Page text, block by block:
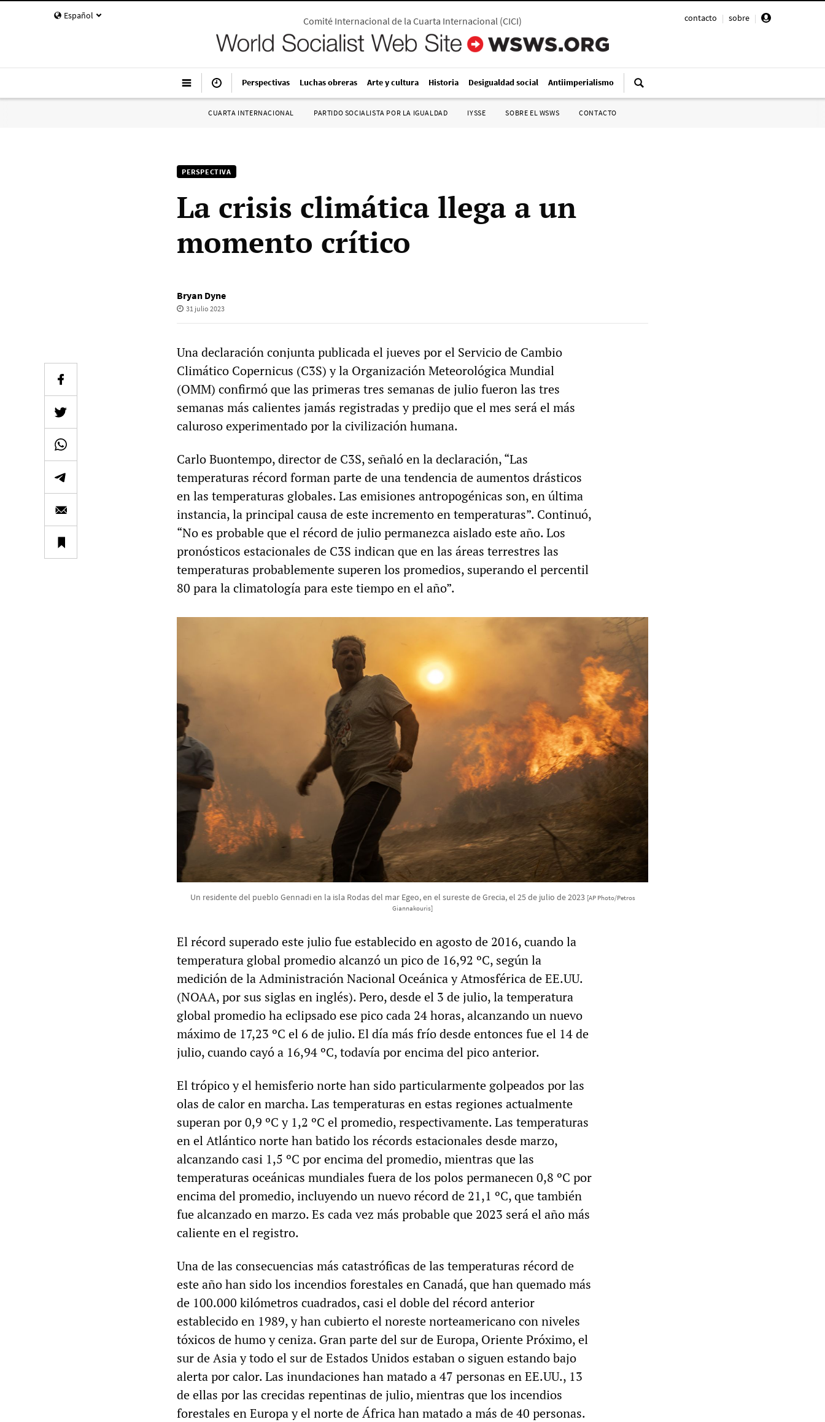
Español contacto | sobre |
Comité Internacional de la Cuarta Internacional (CICI)
Perspectivas Luchas obreras Arte y cultura Historia Desigualdad social Antiimperialismo
CUARTA INTERNACIONAL PARTIDO SOCIALISTA POR LA IGUALDAD IYSSE SOBRE EL WSWS CONTACTO
PERSPECTIVA
La crisis climática llega a un
momento crítico
Bryan Dyne
31 julio 2023
Una declaración conjunta publicada el jueves por el Servicio de Cambio
Climático Copernicus (C3S) y la Organización Meteorológica Mundial
(OMM) confirmó que las primeras tres semanas de julio fueron las tres
semanas más calientes jamás registradas y predijo que el mes será el más
caluroso experimentado por la civilización humana.
Carlo Buontempo, director de C3S, señaló en la declaración, “Las
temperaturas récord forman parte de una tendencia de aumentos drásticos
en las temperaturas globales. Las emisiones antropogénicas son, en última
instancia, la principal causa de este incremento en temperaturas”. Continuó,
“No es probable que el récord de julio permanezca aislado este año. Los
pronósticos estacionales de C3S indican que en las áreas terrestres las
temperaturas probablemente superen los promedios, superando el percentil
80 para la climatología para este tiempo en el año”.
Un residente del pueblo Gennadi en la isla Rodas del mar Egeo, en el sureste de Grecia, el 25 de julio de 2023 [AP Photo/Petros
Giannakouris]
El récord superado este julio fue establecido en agosto de 2016, cuando la
temperatura global promedio alcanzó un pico de 16,92 ºC, según la
medición de la Administración Nacional Oceánica y Atmosférica de EE.UU.
(NOAA, por sus siglas en inglés). Pero, desde el 3 de julio, la temperatura
global promedio ha eclipsado ese pico cada 24 horas, alcanzando un nuevo
máximo de 17,23 ºC el 6 de julio. El día más frío desde entonces fue el 14 de
julio, cuando cayó a 16,94 ºC, todavía por encima del pico anterior.
El trópico y el hemisferio norte han sido particularmente golpeados por las
olas de calor en marcha. Las temperaturas en estas regiones actualmente
superan por 0,9 ºC y 1,2 ºC el promedio, respectivamente. Las temperaturas
en el Atlántico norte han batido los récords estacionales desde marzo,
alcanzando casi 1,5 ºC por encima del promedio, mientras que las
temperaturas oceánicas mundiales fuera de los polos permanecen 0,8 ºC por
encima del promedio, incluyendo un nuevo récord de 21,1 ºC, que también
fue alcanzado en marzo. Es cada vez más probable que 2023 será el año más
caliente en el registro.
Una de las consecuencias más catastróficas de las temperaturas récord de
este año han sido los incendios forestales en Canadá, que han quemado más
de 100.000 kilómetros cuadrados, casi el doble del récord anterior
establecido en 1989, y han cubierto el noreste norteamericano con niveles
tóxicos de humo y ceniza. Gran parte del sur de Europa, Oriente Próximo, el
sur de Asia y todo el sur de Estados Unidos estaban o siguen estando bajo
alerta por calor. Las inundaciones han matado a 47 personas en EE.UU., 13
de ellas por las crecidas repentinas de julio, mientras que los incendios
forestales en Europa y el norte de África han matado a más de 40 personas.